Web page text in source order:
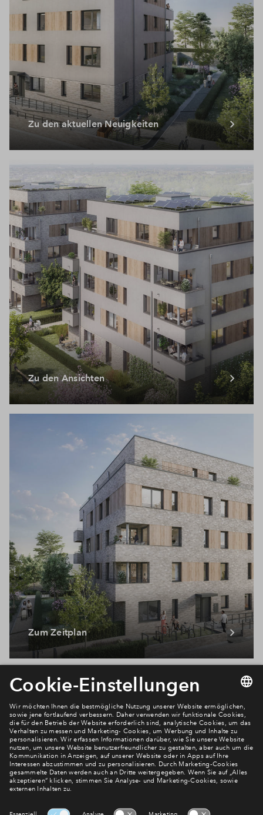
Zu den aktuellen Neuigkeiten
Zu den Ansichten
Zum Zeitplan
Newsletter Anmeldung
Verpassen Sie zu diesem Wohnprojekt keine Neuigkeiten
mehr! Wir halten Sie auf dem Laufenden – mit unserem
regelmäßig erscheinenden Newsletter informieren wir Sie
über den Stand dieses und weiterer Neubauprojekte.